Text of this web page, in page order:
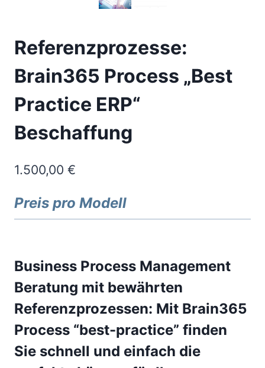
Referenzprozesse:
Brain365 Process „Best
Practice ERP“
Beschaffung
1.500,00 €
Preis pro Modell
Business Process Management
Beratung mit bewährten
Referenzprozessen: Mit Brain365
Process “best-practice” finden
Sie schnell und einfach die